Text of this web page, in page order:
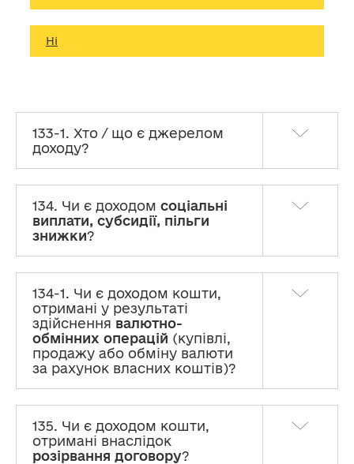
Ні
133-1. Хто / що є джерелом
доходу?
134. Чи є доходом соціальні
виплати, субсидії, пільги
знижки?
134-1. Чи є доходом кошти,
отримані у результаті
здійснення валютно-
обмінних операцій (купівлі,
продажу або обміну валюти
за рахунок власних коштів)?
135. Чи є доходом кошти,
отримані внаслідок
розірвання договору?